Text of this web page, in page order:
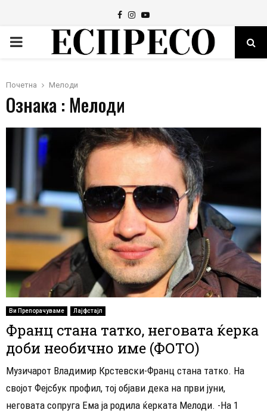
Facebook
Instagram
Youtube
PRIMARY
Почетна Мелоди
Ознака : Мелоди
Ви Препорачуваме Лајфстајл
Франц стана татко, неговата ќерка
доби необично име (ФОТО)
Музичарот Владимир Крстевски-Франц стана татко. На
својот Фејсбук профил, тој објави дека на први јуни,
неговата сопруга Ема ја родила ќерката Мелоди. -На 1